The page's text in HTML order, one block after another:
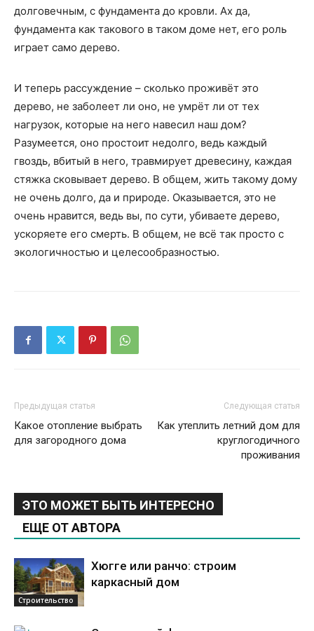
долговечным, с фундамента до кровли. Ах да,
фундамента как такового в таком доме нет, его роль
играет само дерево.
И теперь рассуждение – сколько проживёт это
дерево, не заболеет ли оно, не умрёт ли от тех
нагрузок, которые на него навесил наш дом?
Разумеется, оно простоит недолго, ведь каждый
гвоздь, вбитый в него, травмирует древесину, каждая
стяжка сковывает дерево. В общем, жить такому дому
не очень долго, да и природе. Оказывается, это не
очень нравится, ведь вы, по сути, убиваете дерево,
ускоряете его смерть. В общем, не всё так просто с
экологичностью и целесообразностью.
Предыдущая статья
Какое отопление выбрать
для загородного дома
Следующая статья
Как утеплить летний дом для
круглогодичного
проживания
ЭТО МОЖЕТ БЫТЬ ИНТЕРЕСНО
ЕЩЕ ОТ АВТОРА
Строительство
Хюгге или ранчо: строим
каркасный дом